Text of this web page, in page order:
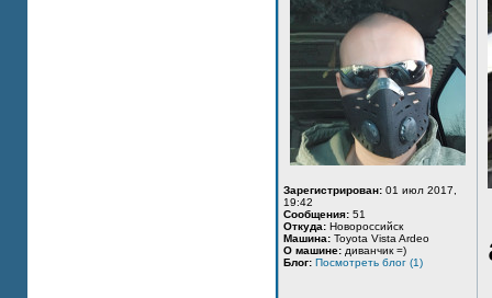
Зарегистрирован: 01 июл 2017,
19:42
Сообщения: 51
Откуда: Новороссийск
Машина: Toyota Vista Ardeo
О машине: диванчик =)
Блог: Посмотреть блог (1)